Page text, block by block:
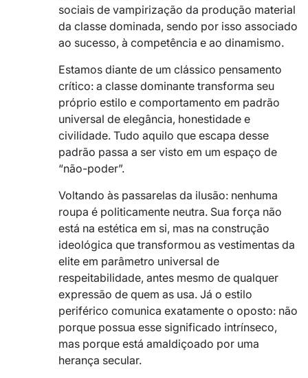
sociais de vampirização da produção material
da classe dominada, sendo por isso associado
ao sucesso, à competência e ao dinamismo.
Estamos diante de um clássico pensamento
crítico: a classe dominante transforma seu
próprio estilo e comportamento em padrão
universal de elegância, honestidade e
civilidade. Tudo aquilo que escapa desse
padrão passa a ser visto em um espaço de
“não-poder”.
Voltando às passarelas da ilusão: nenhuma
roupa é politicamente neutra. Sua força não
está na estética em si, mas na construção
ideológica que transformou as vestimentas da
elite em parâmetro universal de
respeitabilidade, antes mesmo de qualquer
expressão de quem as usa. Já o estilo
periférico comunica exatamente o oposto: não
porque possua esse significado intrínseco,
mas porque está amaldiçoado por uma
herança secular.